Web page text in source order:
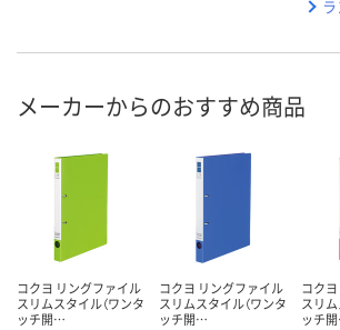
メーカーからのおすすめ商品
コクヨ リングファイル
スリムスタイル（ワンタ
ッチ開…
コクヨ リングファイル
スリムスタイル（ワンタ
ッチ開…
コク
スリ
ッチ